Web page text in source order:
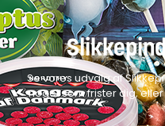
Se vores udvalg af
noget som frister dig,